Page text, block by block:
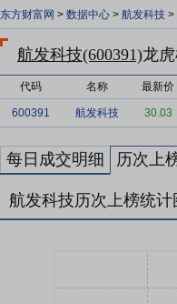
东方财富网 > 数据中心 > 航发科技 >
航发科技(600391)龙
代码 名称 最新价
600391 航发科技 30.03
每日成交明细 历次上
航发科技历次上榜统计